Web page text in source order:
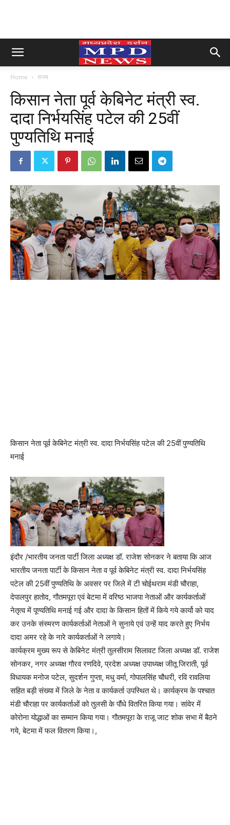
Home राज्य
किसान नेता पूर्व केबिनेट मंत्री स्व.
दादा निर्भयसिंह पटेल की 25वीं
पुण्यतिथि मनाई
किसान नेता पूर्व केबिनेट मंत्री स्व. दादा निर्भयसिंह पटेल की 25वीं पुण्यतिथि
मनाई
इंदौर /भारतीय जनता पार्टी जिला अध्यक्ष डॉ. राजेश सोनकर ने बताया कि आज
भारतीय जनता पार्टी के किसान नेता व पूर्व केबिनेट मंत्री स्व. दादा निर्भयसिंह
पटेल की 25वीं पुण्यतिथि के अवसर पर जिले में टी चोईथराम मंडी चौराहा,
देपालपुर हातोद, गौतमपूरा एवं बेटमा में वरिष्ठ भाजपा नेताओं और कार्यकर्ताओं
नेतृत्व में पूण्यतिथि मनाई गई और दादा के किसान हितों में किये गये कार्यो को याद
कर उनके संस्मरण कार्यकर्ताओं नेताओं ने सुनाये एवं उन्हें याद करते हुए निर्भय
दादा अमर रहे के नारे कार्यकर्ताओं ने लगाये।
कार्यक्रम मुख्य रूप से केबिनेट मंत्री तुलसीराम सिलावट जिला अध्यक्ष डॉ. राजेश
सोनकर, नगर अध्यक्ष गौरव रणदिवे, प्रदेश अध्यक्ष उपाध्यक्ष जीतू जिराती, पूर्व
विधायक मनोज पटेल, सुदर्शन गुप्ता, मधु वर्मा, गोपालसिंह चौधरी, रवि रावलिया
सहित बड़ी संख्या में जिले के नेता व कार्यकर्ता उपस्थित थे। कार्यक्रम के पश्चात
मंडी चौराहा पर कार्यकर्ताओं को तुलसी के पौंधे वितरित किया गया। सांवेर में
कोरोना योद्धाओं का सम्मान किया गया। गौतमपूरा के राजू जाट शोक सभा में बैठने
गये, बेटमा में फल वितरण किया।,